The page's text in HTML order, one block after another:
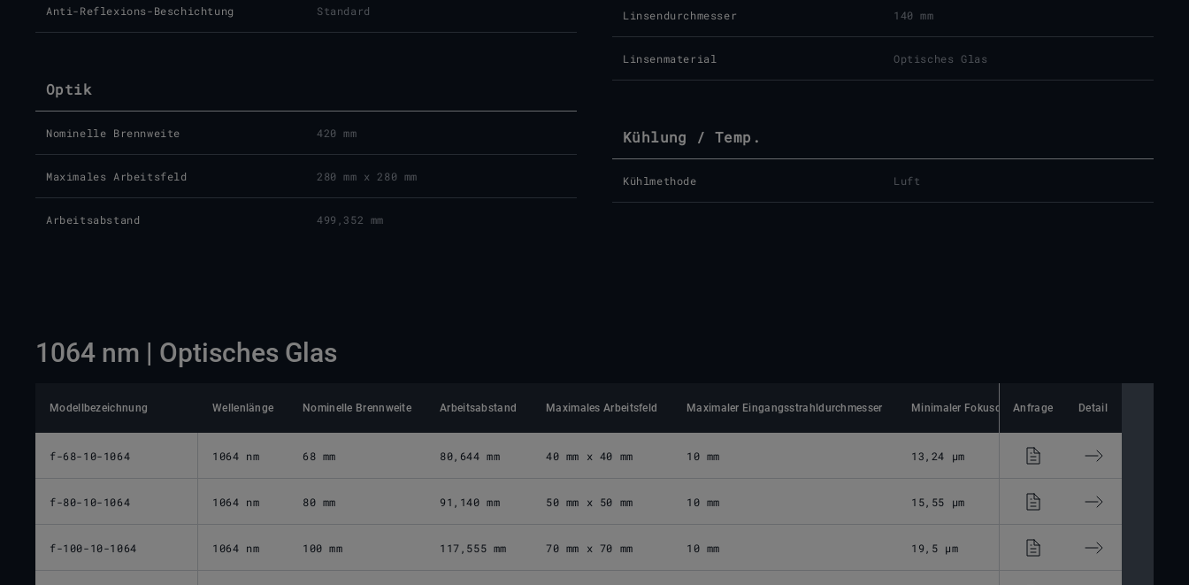
Anti-Reflexions-Beschichtung Standard
Optik
Nominelle Brennweite 420 mm
Maximales Arbeitsfeld 280 mm x 280 mm
Arbeitsabstand 499,352 mm
Linsendurchmesser 140 mm
Linsenmaterial Optisches Glas
Kühlung / Temp.
Kühlmethode Luft
1064 nm | Optisches Glas
Modellbezeichnung Wellenlänge Nominelle Brennweite Arbeitsabstand Maximales Arbeitsfeld Maximaler Eingangsstrahldurchmesser Minimaler Fokusdurchmesser Linsenmaterial
Anfrage Detail
f-68-10-1064 1064 nm 68 mm 80,644 mm 40 mm x 40 mm 10 mm 13,24 μm Optisches Glas
f-80-10-1064 1064 nm 80 mm 91,140 mm 50 mm x 50 mm 10 mm 15,55 μm Optisches Glas
f-100-10-1064 1064 nm 100 mm 117,555 mm 70 mm x 70 mm 10 mm 19,5 μm Optisches Glas